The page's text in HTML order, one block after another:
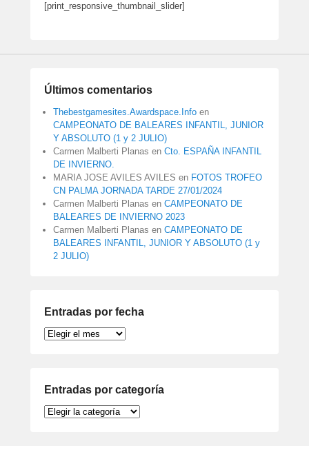
[print_responsive_thumbnail_slider]
Últimos comentarios
Thebestgamesites.Awardspace.Info en
CAMPEONATO DE BALEARES INFANTIL, JUNIOR
Y ABSOLUTO (1 y 2 JULIO)
Carmen Malberti Planas en Cto. ESPAÑA INFANTIL
DE INVIERNO.
MARIA JOSE AVILES AVILES en FOTOS TROFEO
CN PALMA JORNADA TARDE 27/01/2024
Carmen Malberti Planas en CAMPEONATO DE
BALEARES DE INVIERNO 2023
Carmen Malberti Planas en CAMPEONATO DE
BALEARES INFANTIL, JUNIOR Y ABSOLUTO (1 y
2 JULIO)
Entradas por fecha
Entradas
Entradas por categoría
Entradas